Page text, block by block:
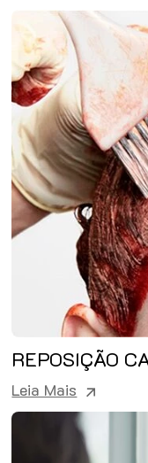
REPOSIÇÃO
Leia Mais